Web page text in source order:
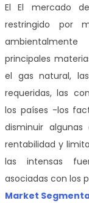
El
El mercado
restringido por
principales
el gas natural,
requeridas, las
los países -los
disminuir
rentabilidad y
las intensas
asociadas con los
Market